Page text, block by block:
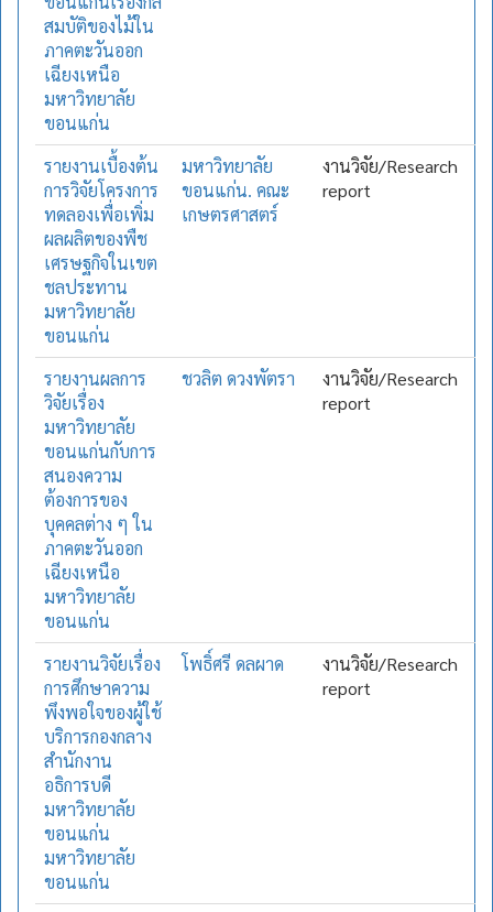
สมบัติของไม้ใน
ภาคตะวันออก
เฉียงเหนือ
มหาวิทยาลัย
ขอนแก่น
รายงานเบื้องต้น
การวิจัยโครงการ
ทดลองเพื่อเพิ่ม
ผลผลิตของพืช
เศรษฐกิจในเขต
ชลประทาน
มหาวิทยาลัย
ขอนแก่น
มหาวิทยาลัย
ขอนแก่น. คณะ
เกษตรศาสตร์
งานวิจัย/Research
report
รายงานผลการ
วิจัยเรื่อง
มหาวิทยาลัย
ขอนแก่นกับการ
สนองความ
ต้องการของ
บุคคลต่าง ๆ ใน
ภาคตะวันออก
เฉียงเหนือ
มหาวิทยาลัย
ขอนแก่น
ชวลิต ดวงพัตรา
งานวิจัย/Research
report
รายงานวิจัยเรื่อง
การศึกษาความ
พึงพอใจของผู้ใช้
บริการกองกลาง
สำนักงาน
อธิการบดี
มหาวิทยาลัย
ขอนแก่น
มหาวิทยาลัย
ขอนแก่น
โพธิ์ศรี ดลผาด
งานวิจัย/Research
report